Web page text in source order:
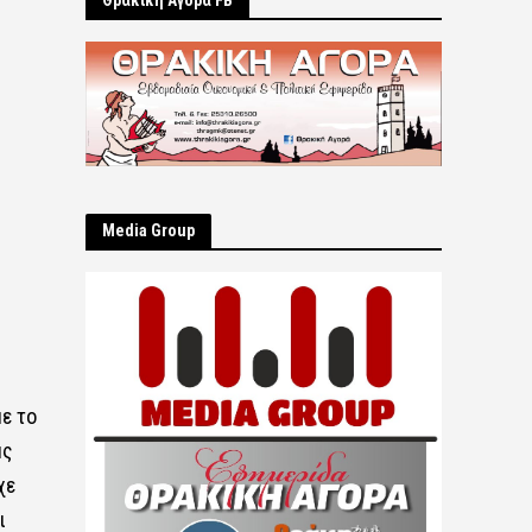
το
Μedia Group